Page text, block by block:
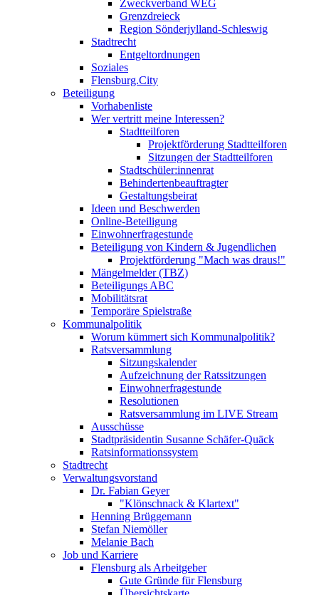
Zweckverband WEG
Grenzdreieck
Region Sönderjylland-Schleswig
Stadtrecht
Entgeltordnungen
Soziales
Flensburg.City
Beteiligung
Vorhabenliste
Wer vertritt meine Interessen?
Stadtteilforen
Projektförderung Stadtteilforen
Sitzungen der Stadtteilforen
Stadtschüler:innenrat
Behindertenbeauftragter
Gestaltungsbeirat
Ideen und Beschwerden
Online-Beteiligung
Einwohnerfragestunde
Beteiligung von Kindern & Jugendlichen
Projektförderung "Mach was draus!"
Mängelmelder (TBZ)
Beteiligungs ABC
Mobilitätsrat
Temporäre Spielstraße
Kommunalpolitik
Worum kümmert sich Kommunalpolitik?
Ratsversammlung
Sitzungskalender
Aufzeichnung der Ratssitzungen
Einwohnerfragestunde
Resolutionen
Ratsversammlung im LIVE Stream
Ausschüsse
Stadtpräsidentin Susanne Schäfer-Quäck
Ratsinformationssystem
Stadtrecht
Verwaltungsvorstand
Dr. Fabian Geyer
"Klönschnack & Klartext"
Henning Brüggemann
Stefan Niemöller
Melanie Bach
Job und Karriere
Flensburg als Arbeitgeber
Gute Gründe für Flensburg